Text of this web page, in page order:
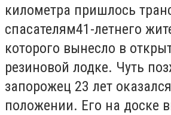
километра пришлось
спасателям41-летнего
которого вынесло в
резиновой лодке. Чуть
запорожец 23 лет
положении. Его на доске